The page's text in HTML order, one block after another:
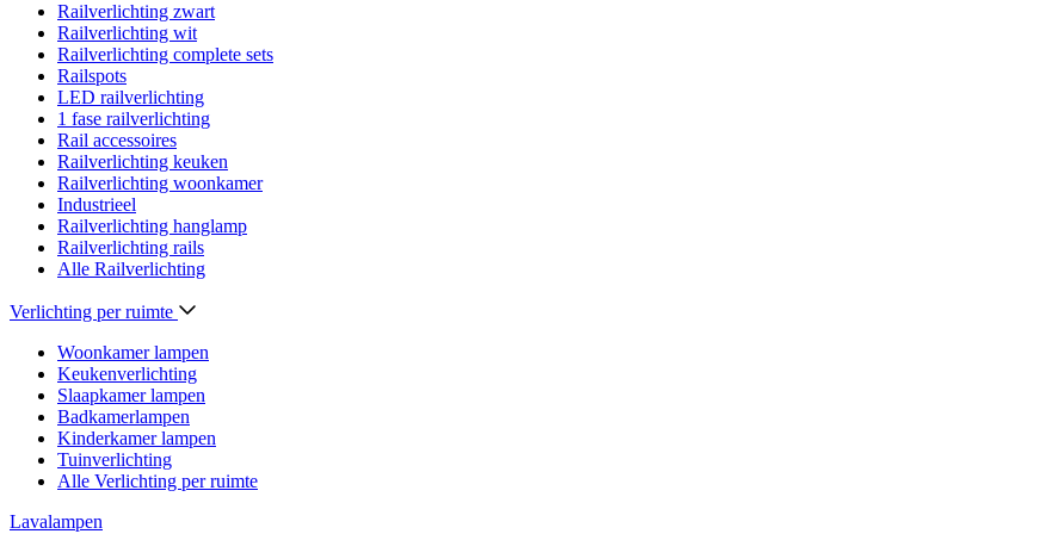
Railverlichting zwart
Railverlichting wit
Railverlichting complete sets
Railspots
LED railverlichting
1 fase railverlichting
Rail accessoires
Railverlichting keuken
Railverlichting woonkamer
Industrieel
Railverlichting hanglamp
Railverlichting rails
Alle Railverlichting
Verlichting per ruimte
Woonkamer lampen
Keukenverlichting
Slaapkamer lampen
Badkamerlampen
Kinderkamer lampen
Tuinverlichting
Alle Verlichting per ruimte
Lavalampen